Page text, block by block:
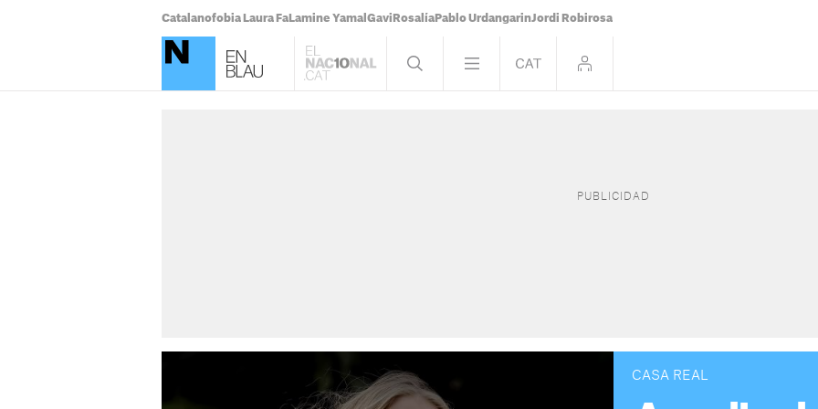
Catalanofobia Laura Fa Lamine Yamal Gavi Rosalía Pablo UrdangarinJordi Robirosa
CASA REAL